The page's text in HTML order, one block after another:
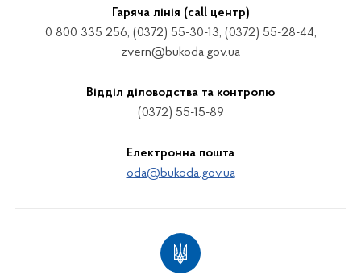
Гаряча лінія (call центр)
0 800 335 256, (0372) 55-30-13, (0372) 55-28-44,
zvern@bukoda.gov.ua
Відділ діловодства та контролю
(0372) 55-15-89
Електронна пошта
oda@bukoda.gov.ua